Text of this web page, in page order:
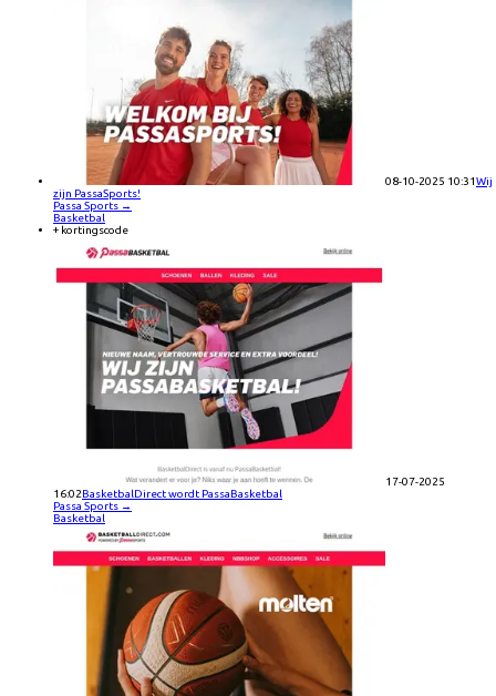
08-10-2025 10:31Wij
zijn PassaSports!
Passa Sports →
Basketbal
+ kortingscode
17-07-2025
16:02BasketbalDirect wordt PassaBasketbal
Passa Sports →
Basketbal